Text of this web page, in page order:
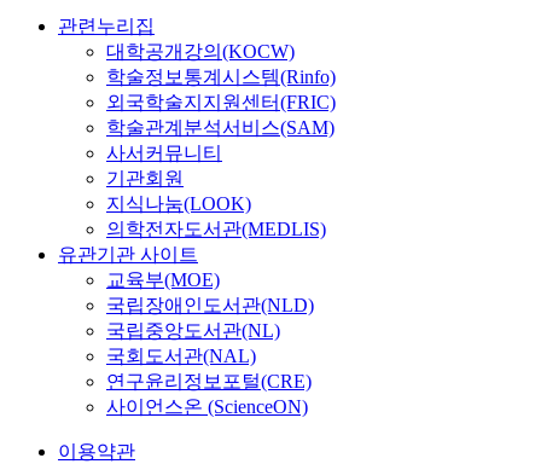
관련누리집
대학공개강의(KOCW)
학술정보통계시스템(Rinfo)
외국학술지지원센터(FRIC)
학술관계분석서비스(SAM)
사서커뮤니티
기관회원
지식나눔(LOOK)
의학전자도서관(MEDLIS)
유관기관 사이트
교육부(MOE)
국립장애인도서관(NLD)
국립중앙도서관(NL)
국회도서관(NAL)
연구윤리정보포털(CRE)
사이언스온 (ScienceON)
이용약관